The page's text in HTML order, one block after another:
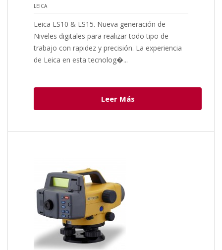
LEICA
Leica LS10 & LS15. Nueva generación de
Niveles digitales para realizar todo tipo de
trabajo con rapidez y precisión. La experiencia
de Leica en esta tecnolog�...
Leer Más